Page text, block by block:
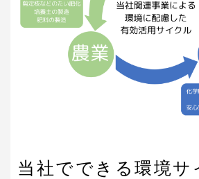
当社でできる環境サ